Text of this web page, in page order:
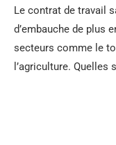
Le contrat de travail
d’embauche de plus
secteurs comme le
l’agriculture.